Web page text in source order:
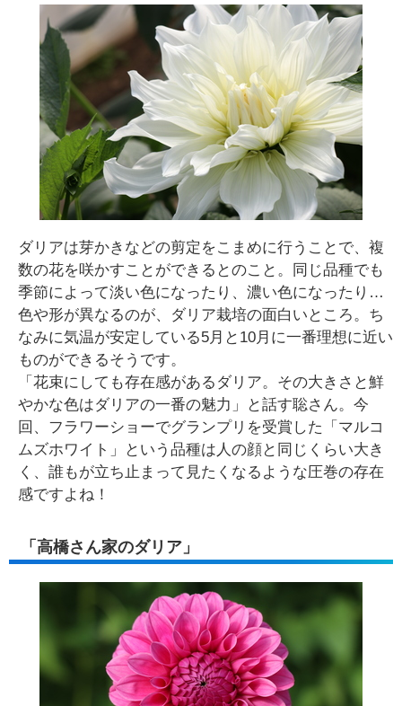
ダリアは芽かきなどの剪定をこまめに行うことで、複
数の花を咲かすことができるとのこと。同じ品種でも
季節によって淡い色になったり、濃い色になったり…
色や形が異なるのが、ダリア栽培の面白いところ。ち
なみに気温が安定している5月と10月に一番理想に近い
ものができるそうです。
「花束にしても存在感があるダリア。その大きさと鮮
やかな色はダリアの一番の魅力」と話す聡さん。今
回、フラワーショーでグランプリを受賞した「マルコ
ムズホワイト」という品種は人の顔と同じくらい大き
く、誰もが立ち止まって見たくなるような圧巻の存在
感ですよね！
「高橋さん家のダリア」